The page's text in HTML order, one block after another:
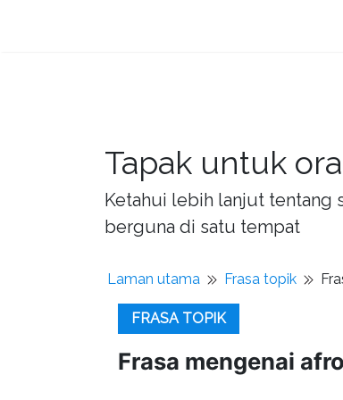
Tapak untuk
Ketahui lebih lanjut tentang
berguna di satu tempat
Laman utama Frasa topik
FRASA TOPIK
Frasa mengenai